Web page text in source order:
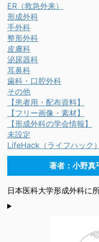
ER（救急外来）
形成外科
手外科
整形外科
皮膚科
泌尿器科
耳鼻科
歯科・口腔外科
その他
【患者用・配布資料】
【フリー画像・素材】
【形成外科の学会情報】
未設定
LifeHack（ライフハック）
著者：小野真
日本医科大学形成外科に